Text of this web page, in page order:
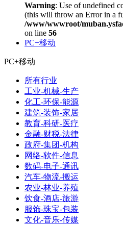
Warning: Use of undefined
(this will throw an Error in a
/www/wwwroot/
on line 56
PC+移动
PC+移动
所有行业
工业-机械-生产
化工-环保-能源
建筑-装饰-家居
教育-科研-医疗
金融-财税-法律
政府-集团-机构
网络-软件-信息
数码-电子-通讯
汽车-物流-搬运
农业-林业-养殖
饮食-酒店-旅游
服饰-珠宝-包装
文化-音乐-传媒